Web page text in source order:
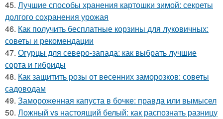
45. Лучшие способы хранения картошки зимой: секреты
долгого сохранения урожая
46. Как получить бесплатные корзины для луковичных:
советы и рекомендации
47. Огурцы для северо-запада: как выбрать лучшие
сорта и гибриды
48. Как защитить розы от весенних заморозков: советы
садоводам
49. Замороженная капуста в бочке: правда или вымысел
50. Ложный vs настоящий белый: как распознать разницу